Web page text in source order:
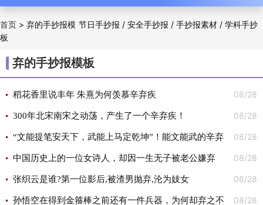
节日手抄报 /安全手抄报 /手抄报素材 /学科手抄
首页 > 弃的手抄报模
板
弃的手抄报模板
08/28
稻花香里说丰年 朱熹为何羡慕辛弃疾
08/28
300年北宋南宋之动荡，产生了一个辛弃疾！
08/28
“文能提笔安天下，武能上马定乾坤”！能文能武的辛弃
疾！ 08/28
中国历史上的一位女诗人，却因一生无子被老公嫌弃
08/28
张织云是谁?第一位影后,被渣男抛弃,沦为妓女
08/28
孙悟空在得到金箍棒之前还有一件兵器，为何却弃之不